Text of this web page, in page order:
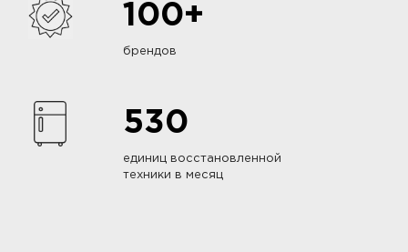
100+
брендов
530
единиц восстановленной
техники в месяц